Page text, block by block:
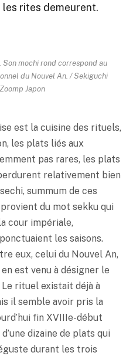
les rites demeurent.
Son mochi rond correspond au
du Nouvel An. / Sekiguchi
Japon
est la cuisine des rituels,
les plats liés aux
pas rares, les plats
relativement bien
summum de ces
du mot sekku qui
cour impériale,
les saisons.
eux, celui du Nouvel An,
est venu à désigner le
rituel existait déjà à
il semble avoir pris la
fin XVIIIe-début
dizaine de plats qui
durant les trois